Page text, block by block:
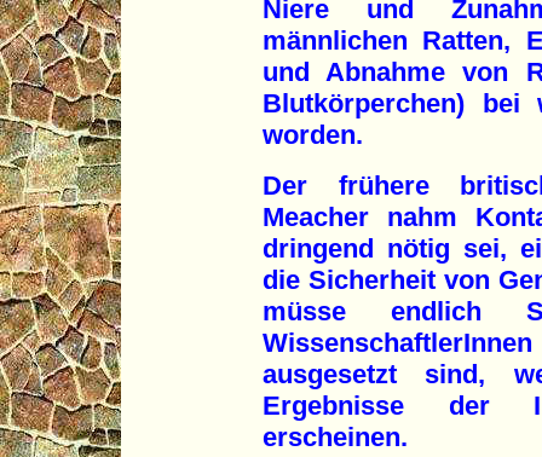
Niere und
männlichen Ratten,
und Abnahme von
Blutkörperchen) bei
worden.
Der frühere
Meacher nahm
dringend nötig sei,
die Sicherheit von
müsse endlich
ausgesetzt sind,
Ergebnisse der
erscheinen.